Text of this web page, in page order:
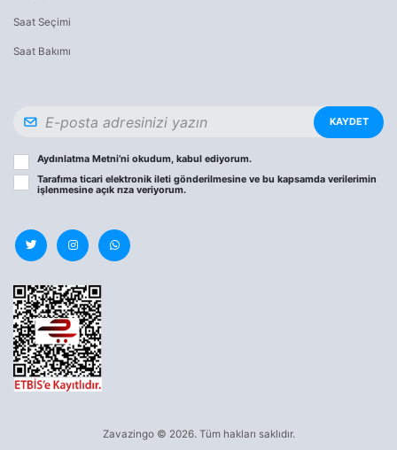
Saat Seçimi
Saat Bakımı
KAYDET
Aydınlatma Metni’ni okudum, kabul ediyorum.
Tarafıma ticari elektronik ileti gönderilmesine ve bu kapsamda verilerimin
işlenmesine açık rıza veriyorum.
Zavazingo © 2026. Tüm hakları saklıdır.